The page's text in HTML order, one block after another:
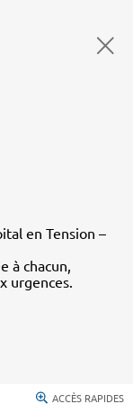
en Tension –
à chacun,
urgences.
ACCÈS RAPIDES